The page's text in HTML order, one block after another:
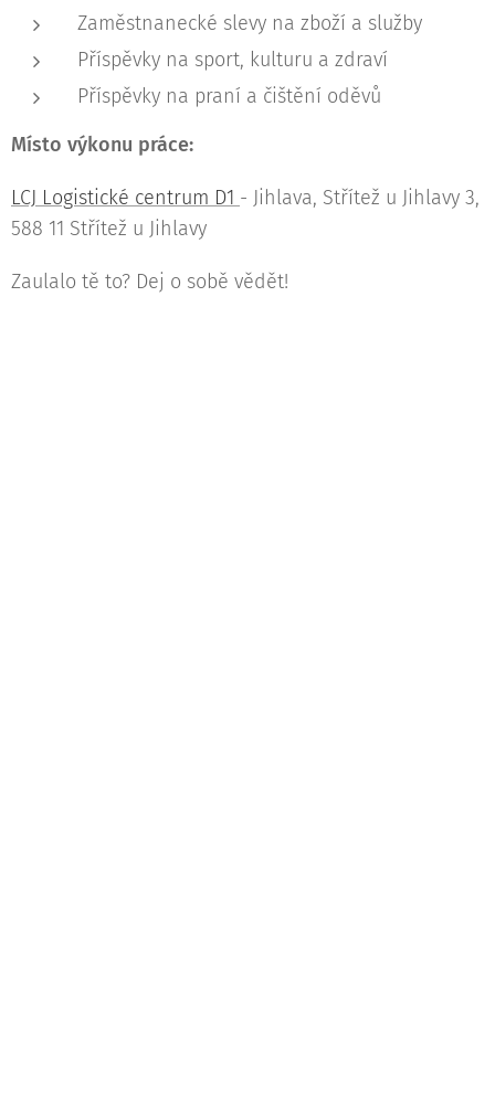
Zaměstnanecké slevy na zboží a služby
Příspěvky na sport, kulturu a zdraví
Příspěvky na praní a čištění oděvů
Místo výkonu práce:
LCJ Logistické centrum D1 - Jihlava, Střítež u Jihlavy 3,
588 11 Střítež u Jihlavy
Zaulalo tě to? Dej o sobě vědět!